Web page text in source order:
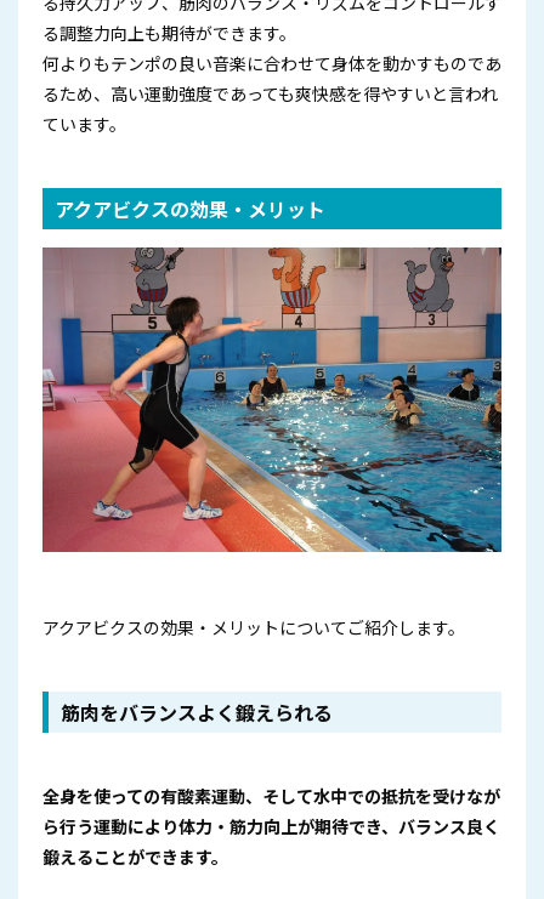
る調整力向上も期待ができます。
何よりもテンポの良い音楽に合わせて身体を動かすものであ
るため、高い運動強度であっても爽快感を得やすいと言われ
ています。
アクアビクスの効果・メリット
アクアビクスの効果・メリットについてご紹介します。
筋肉をバランスよく鍛えられる
全身を使っての有酸素運動、そして水中での抵抗を受けなが
ら行う運動により体力・筋力向上が期待でき、バランス良く
鍛えることができます。